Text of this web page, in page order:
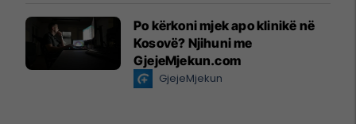
Po kërkoni mjek apo klinikë në
Kosovë? Njihuni me
GjejeMjekun.com
GjejeMjekun